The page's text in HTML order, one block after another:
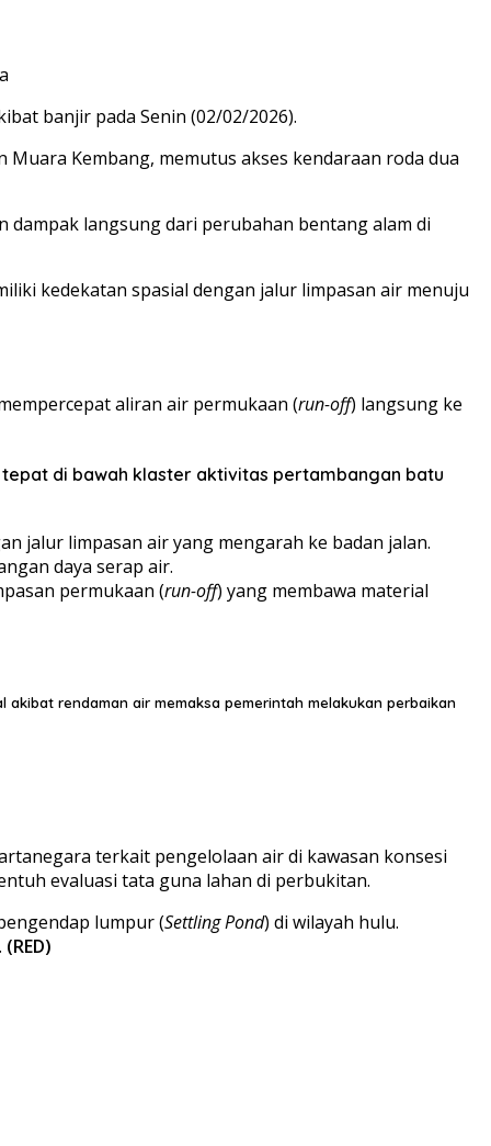
banjir pada Senin (02/02/2026).
Kembang, memutus akses kendaraan roda dua
dampak langsung dari perubahan bentang alam di
kedekatan spasial dengan jalur limpasan air menuju
aliran air permukaan (run-off) langsung ke
di bawah klaster aktivitas pertambangan batu
jalur limpasan air yang mengarah ke badan jalan.
daya serap air.
permukaan (run-off) yang membawa material
rendaman air memaksa pemerintah melakukan perbaikan
terkait pengelolaan air di kawasan konsesi
evaluasi tata guna lahan di perbukitan.
lumpur (Settling Pond) di wilayah hulu.
(RED)